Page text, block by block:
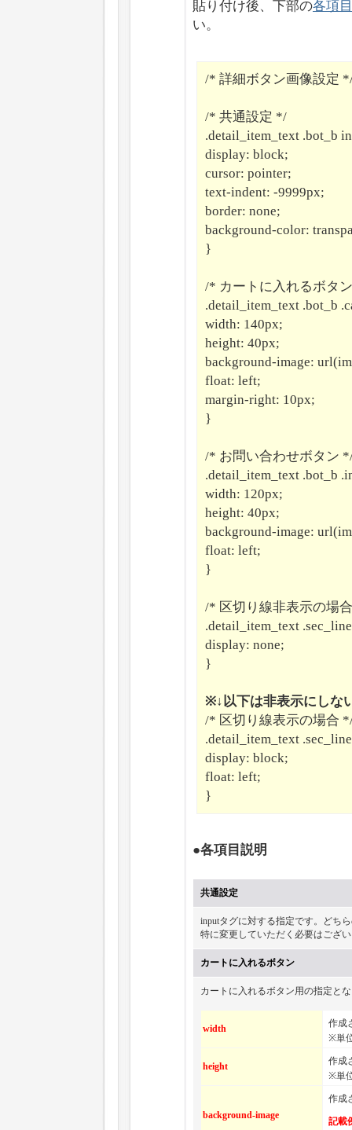
貼り付け後、下部の各項
い。
/* 詳細ボタン画像設定
/* 共通設定 */
.detail_item_text .bot_b
display: block;
cursor: pointer;
text-indent: -9999px;
border: none;
background-color:
}
/* カートに入れるボタ
.detail_item_text .bot_b
width: 140px;
height: 40px;
background-image:
float: left;
margin-right: 10px;
}
/* お問い合わせボタン
.detail_item_text .bot_b
width: 120px;
height: 40px;
background-image:
float: left;
}
/* 区切り線非表示の場
.detail_item_text
display: none;
}
※↓以下は非表示にしな
/* 区切り線表示の場合
.detail_item_text
display: block;
float: left;
}
●各項目説明
共通設定
inputタグに対する指定です。どち
特に変更していただく必要はござ
カートに入れるボタン
カートに入れるボタン用の指定と
width
作成
※単
height
作成
※単
background-image
作成
記載